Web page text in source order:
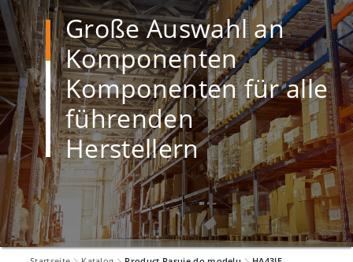
Große Auswahl an
Komponenten
Komponenten für alle
führenden
Herstellern